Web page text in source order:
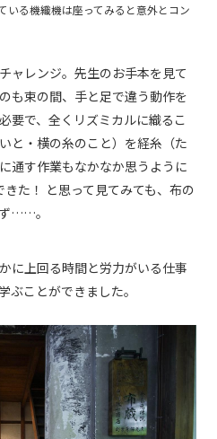
いる機織機は座ってみると意外とコン
ャレンジ。先生のお手本を見て
も束の間、手と足で違う動作を
要で、全くリズミカルに織るこ
と・横の糸のこと）を経糸（た
通す作業もなかなか思うように
た！ と思って見てみても、布の
……。
に上回る時間と労力がいる仕事
ぶことができました。